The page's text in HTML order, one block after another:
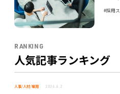
採用
RANKING
人気記事ランキング
人事/人材/雇用 2026.6.2